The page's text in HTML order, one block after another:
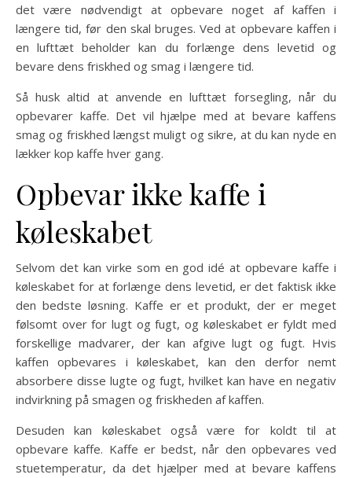
det være nødvendigt at opbevare noget af kaffen i
længere tid, før den skal bruges. Ved at opbevare kaffen i
en lufttæt beholder kan du forlænge dens levetid og
bevare dens friskhed og smag i længere tid.
Så husk altid at anvende en lufttæt forsegling, når du
opbevarer kaffe. Det vil hjælpe med at bevare kaffens
smag og friskhed længst muligt og sikre, at du kan nyde en
lækker kop kaffe hver gang.
Opbevar ikke kaffe i
køleskabet
Selvom det kan virke som en god idé at opbevare kaffe i
køleskabet for at forlænge dens levetid, er det faktisk ikke
den bedste løsning. Kaffe er et produkt, der er meget
følsomt over for lugt og fugt, og køleskabet er fyldt med
forskellige madvarer, der kan afgive lugt og fugt. Hvis
kaffen opbevares i køleskabet, kan den derfor nemt
absorbere disse lugte og fugt, hvilket kan have en negativ
indvirkning på smagen og friskheden af ​​kaffen.
Desuden kan køleskabet også være for koldt til at
opbevare kaffe. Kaffe er bedst, når den opbevares ved
stuetemperatur, da det hjælper med at bevare kaffens